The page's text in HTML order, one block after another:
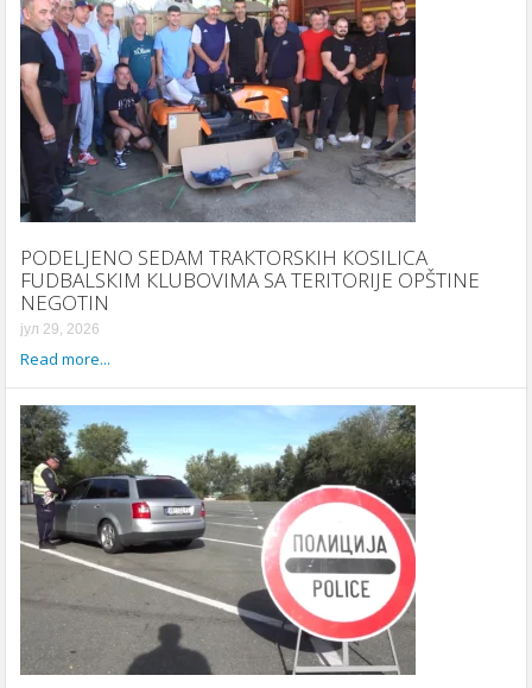
PODELJENO SEDAM TRAКTORSКIH КOSILICA
FUDBALSКIM КLUBOVIMA SA TERITORIJE OPŠTINE
NEGOTIN
јул 29, 2026
Read more...